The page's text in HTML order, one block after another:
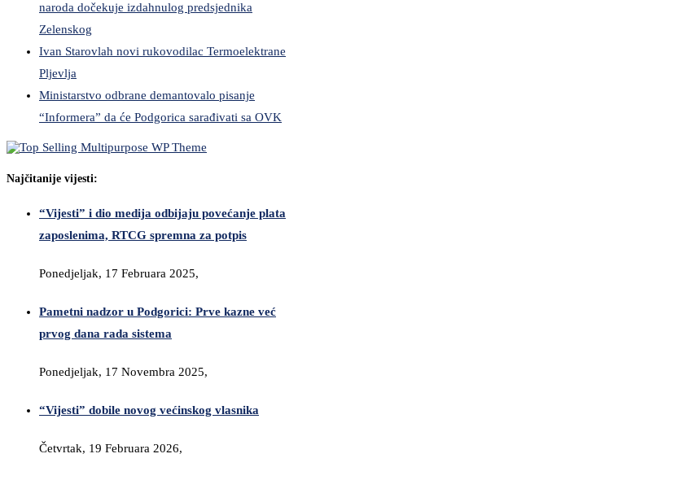
naroda dočekuje izdahnulog predsjednika
Zelenskog
Ivan Starovlah novi rukovodilac Termoelektrane
Pljevlja
Ministarstvo odbrane demantovalo pisanje
“Informera” da će Podgorica sarađivati sa OVK
Najčitanije vijesti:
“Vijesti” i dio medija odbijaju povećanje plata
zaposlenima, RTCG spremna za potpis
Ponedjeljak, 17 Februara 2025,
Pametni nadzor u Podgorici: Prve kazne već
prvog dana rada sistema
Ponedjeljak, 17 Novembra 2025,
“Vijesti” dobile novog većinskog vlasnika
Četvrtak, 19 Februara 2026,